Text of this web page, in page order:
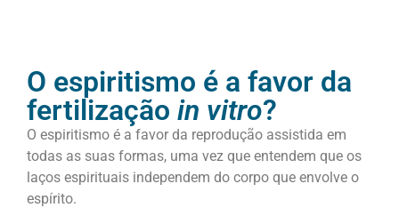
O espiritismo é a favor da
fertilização in vitro?
O espiritismo é a favor da reprodução assistida em
todas as suas formas, uma vez que entendem que os
laços espirituais independem do corpo que envolve o
espírito.